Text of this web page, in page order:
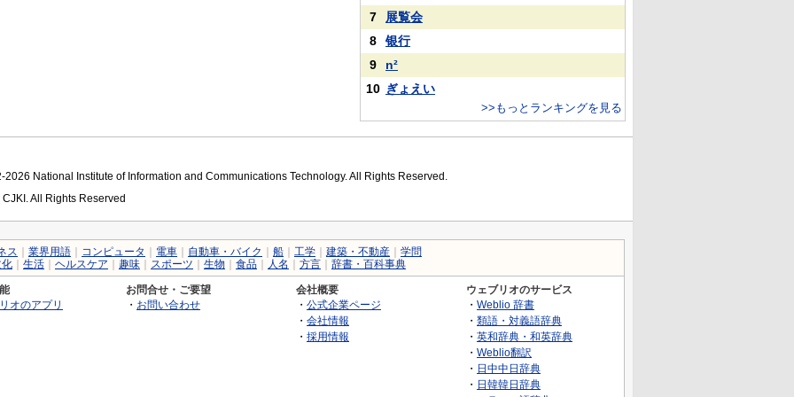
7
展覧会
8
银行
9
n²
10 ぎょえい
>>もっとランキングを見る
National Institute of Information and Communications Technology. All Rights Reserved.
All Rights Reserved
ス 業界用語 コンピュータ 電車 自動車・バイク 船 工学 建築・不動産
学問
化
生活 ヘルスケア 趣味 スポーツ 生物 食品 人名 方言 辞書・百科事典
オのアプリ
お問合せ・ご要望
・ お問い合わせ
会社概要
・ 公式企業ページ
・ 会社情報
・ 採用情報
ウェブリオのサービス
・ Weblio 辞書
・ 類語・対義語辞典
・ 英和辞典・和英辞典
・ Weblio翻訳
・ 日中中日辞典
・ 日韓韓日辞典